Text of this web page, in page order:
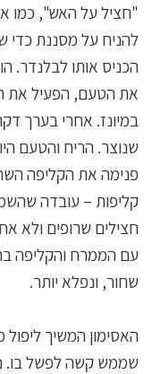
"חציל על האש", כמו
להניח על מסננת כדי
הכניס אותו לבלנדר.
את הטעם, הפעיל את
במיונז. אחרי בערך
שנוצר. הריח והטעם
פנימה את הקליפה
חצילים שרופים ולא
עם הממרח והקליפה
שחור, ונפלא יותר.
האסימון המשיך
שממש קשה לפשל בו.